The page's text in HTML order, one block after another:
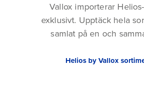
Vallox importerar
exklusivt. Upptäck hela
samlat på en och
Helios by Vallox